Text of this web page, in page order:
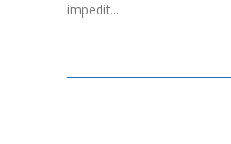
impedit...